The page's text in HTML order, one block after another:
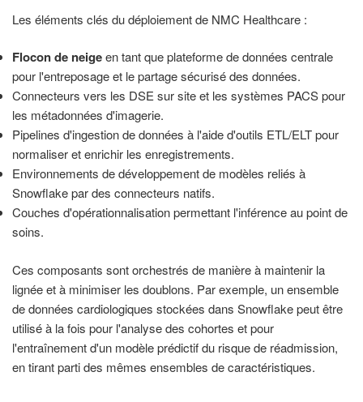
Les éléments clés du déploiement de NMC Healthcare :
Flocon de neigeen tant que plateforme de données centrale
pour l'entreposage et le partage sécurisé des données.
Connecteurs vers les DSE sur site et les systèmes PACS pour
les métadonnées d'imagerie.
Pipelines d'ingestion de données à l'aide d'outils ETL/ELT pour
normaliser et enrichir les enregistrements.
Environnements de développement de modèles reliés à
Snowflake par des connecteurs natifs.
Couches d'opérationnalisation permettant l'inférence au point de
soins.
Ces composants sont orchestrés de manière à maintenir la
lignée et à minimiser les doublons. Par exemple, un ensemble
de données cardiologiques stockées dans Snowflake peut être
utilisé à la fois pour l'analyse des cohortes et pour
l'entraînement d'un modèle prédictif du risque de réadmission,
en tirant parti des mêmes ensembles de caractéristiques.